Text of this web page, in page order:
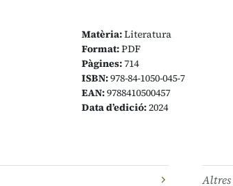
Matèria:Literatura
Format:PDF
Pàgines:714
ISBN:978-84-1050-045-7
EAN:9788410500457
Data d’edició:2024